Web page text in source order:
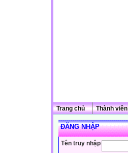
Trang chủ Thành viên
ĐĂNG NHẬP
Tên truy nhập